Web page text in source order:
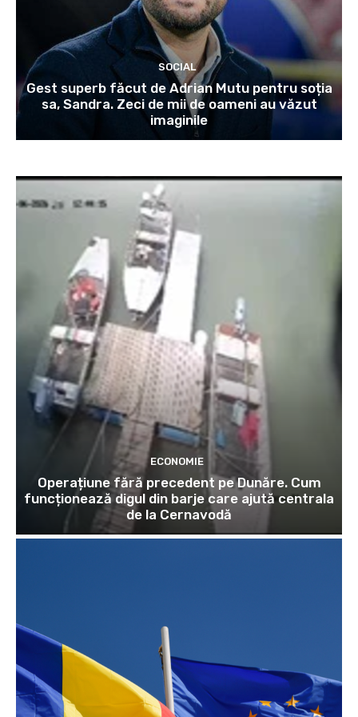
SOCIAL
Gest superb făcut de Adrian Mutu pentru soția
sa, Sandra. Zeci de mii de oameni au văzut
imaginile
ECONOMIE
Operațiune fără precedent pe Dunăre. Cum
funcționează digul din barje care ajută centrala
de la Cernavodă